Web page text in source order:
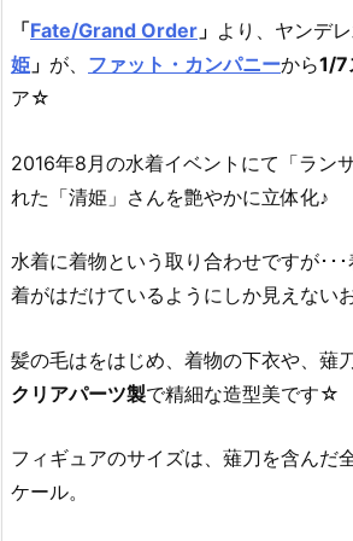
「Fate/Grand Order 」 より、ヤンデ
姫 」 が、 ファット・カンパニーから1/7
ア☆
2016年8月の水着イベントにて「ラン
れた「清姫」さんを艶やかに立体化♪
水着に着物という取り合わせですが･･
着がはだけているようにしか見えない
髪の毛はをはじめ、着物の下衣や、薙
クリアパーツ製で精細な造型美です☆
フィギュアのサイズは、薙刀を含んだ
ケール。